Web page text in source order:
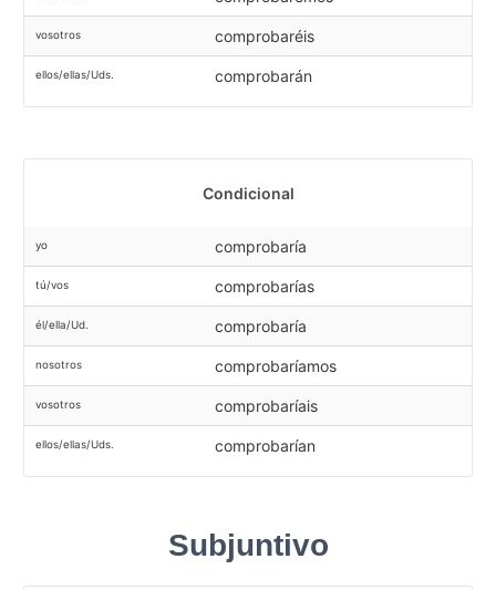
vosotros comprobaréis
ellos/ellas/Uds. comprobarán
Condicional
yo comprobaría
tú/vos comprobarías
él/ella/Ud. comprobaría
nosotros comprobaríamos
vosotros comprobaríais
ellos/ellas/Uds. comprobarían
Subjuntivo